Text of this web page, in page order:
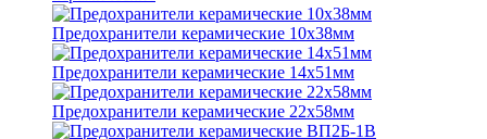
Предохранители керамические 10х38мм
Предохранители керамические 14х51мм
Предохранители керамические 22х58мм